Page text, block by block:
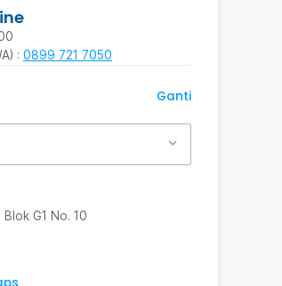
: 0899 721 7050
Ganti
G1 No. 10